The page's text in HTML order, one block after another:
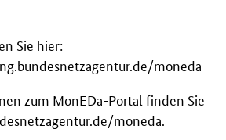
Sie hier:
moneda
zum MonEDa-Portal finden Sie
moneda.